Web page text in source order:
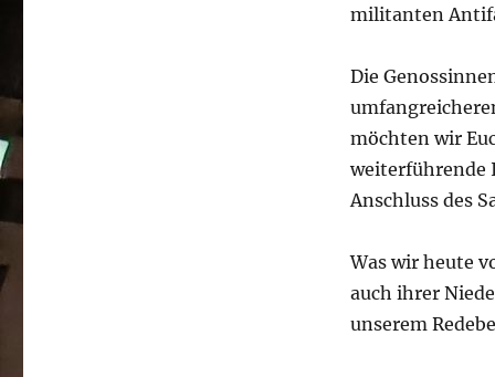
militanten
Die
möchten wir
weiterführende
Anschluss des
Was wir heute
auch ihrer
unserem